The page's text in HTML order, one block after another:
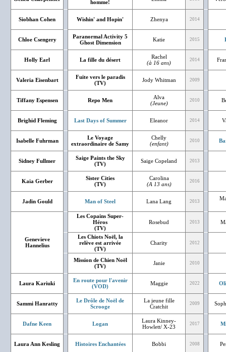
homme!
Siobhan Cohen Wishin' and Hopin' Zhenya 2014
Chloe Csengery
Paranormal Activity 5
Ghost Dimension
Katie 2015
Holly Earl La fille du désert
Rachel
(à 16 ans)
2014
Valeria Eisenbart
Fuite vers le paradis
(TV)
Jody Whitman 2009
Tiffany Espensen Repo Men
Alva
(Jeune)
2010
Brighid Fleming Last Days of Summer Eleanor 2014
Isabelle Fuhrman
Le Voyage
extraordinaire de Samy
Chelly
(enfant)
2010
Sidney Fullmer
Saige Paints the Sky
(TV)
Saige Copeland 2013
Kaia Gerber
Sister Cities
(TV)
Carolina
(A 13 ans)
2016
Jadin Gould Man of Steel Lana Lang 2013
Genevieve
Hannelius
Les Copains Super-
Héros
(TV)
Rosebud 2013
Les Chiots Noël, la
relève est arrivée
(TV)
Charity 2012
Mission de Chien Noël
(TV)
Janie 2010
Laura Kariuki
En route pour l'avenir
(VOD)
Maggie 2022
Sammi Hanratty
Le Drôle de Noël de
Scrooge
La jeune fille
Cratchit
2009
Dafne Keen Logan
Laura Kinney-
Howlett/ X-23
2017
Laura Ann Kesling Histoires Enchantées Bobbi 2008